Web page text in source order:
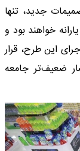
جدید، تنها
خواهند بود و
این طرح، قرار
ضعیف‌تر جامعه